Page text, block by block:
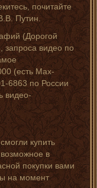
почитайте
Путин.
(Дорогой
запроса видео по
(есть Мах-
6863 по России
видео-
купить
в
покупки вами
на момент